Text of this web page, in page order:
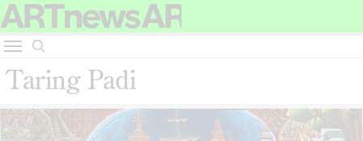
Taring Padi